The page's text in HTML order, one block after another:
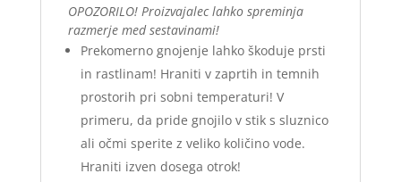
OPOZORILO! Proizvajalec lahko spreminja
razmerje med sestavinami!
Prekomerno gnojenje lahko škoduje prsti
in rastlinam! Hraniti v zaprtih in temnih
prostorih pri sobni temperaturi! V
primeru, da pride gnojilo v stik s sluznico
ali očmi sperite z veliko količino vode.
Hraniti izven dosega otrok!